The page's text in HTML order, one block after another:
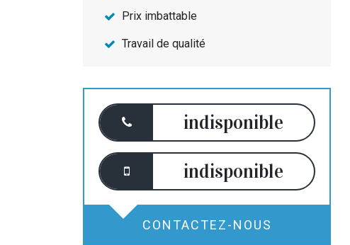
Prix imbattable
Travail de qualité
indisponible
indisponible
CONTACTEZ-NOUS